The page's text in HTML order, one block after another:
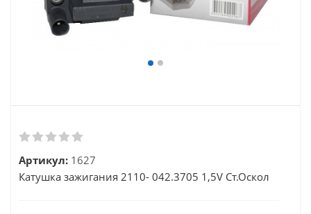
Артикул: 1627
Катушка зажигания 2110- 042.3705 1,5V Ст.Оскол